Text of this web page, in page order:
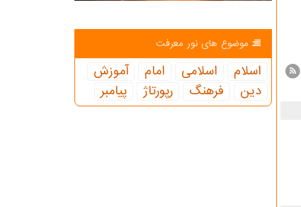
موضوع های نور معرفت
اسلام اسلامی امام
آموزش
دین
فرهنگ رپورتاژ پیامبر